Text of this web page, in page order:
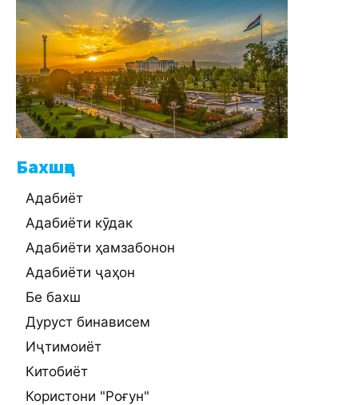
Бахшҳо
Адабиёт
Адабиёти кӯдак
Адабиёти ҳамзабонон
Адабиёти ҷаҳон
Бе бахш
Дуруст бинависем
Иҷтимоиёт
Китобиёт
Користони "Роғун"